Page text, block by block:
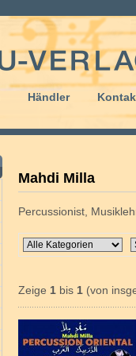
Händler
Mahdi Milla
Percussionist,
Zeige 1bis 1(von